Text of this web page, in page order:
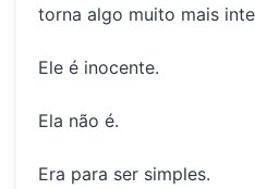
torna algo muito mais
Ele é inocente.
Ela não é.
Era para ser simples.